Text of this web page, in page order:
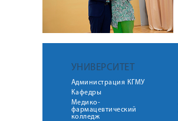
УНИВЕРСИТЕТ
Администрация КГМУ
Кафедры
Медико-
фармацевтический
колледж